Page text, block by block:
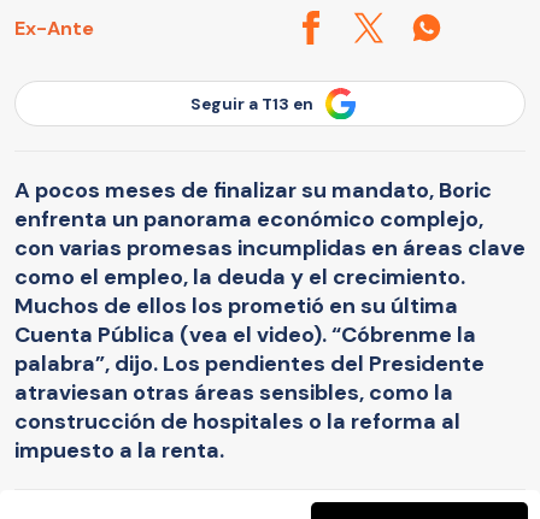
Ex-Ante
Seguir a T13 en
A pocos meses de finalizar su mandato, Boric
enfrenta un panorama económico complejo,
con varias promesas incumplidas en áreas clave
como el empleo, la deuda y el crecimiento.
Muchos de ellos los prometió en su última
Cuenta Pública (vea el video). “Cóbrenme la
palabra”, dijo. Los pendientes del Presidente
atraviesan otras áreas sensibles, como la
construcción de hospitales o la reforma al
impuesto a la renta.